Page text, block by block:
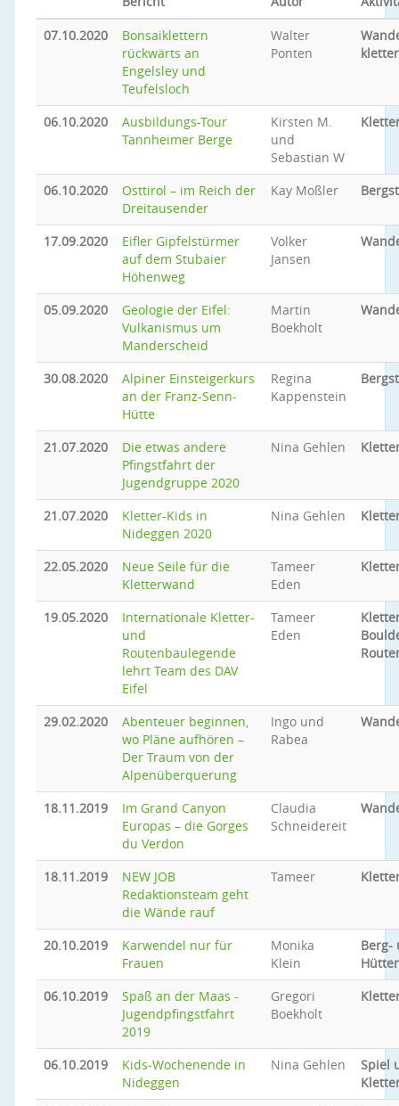
07.10.2020
Bonsaiklettern
rückwärts an
Engelsley und
Teufelsloch
Walter
Ponten
06.10.2020
Ausbildungs-Tour
Tannheimer Berge
Kirsten M.
und
Sebastian W
06.10.2020
Osttirol – im Reich der
Dreitausender
Kay Moßler
17.09.2020
Eifler Gipfelstürmer
auf dem Stubaier
Höhenweg
Volker
Jansen
05.09.2020
Geologie der Eifel:
Vulkanismus um
Manderscheid
Martin
Boekholt
30.08.2020
Alpiner Einsteigerkurs
an der Franz-Senn-
Hütte
Regina
Kappenstein
21.07.2020
Die etwas andere
Pfingstfahrt der
Jugendgruppe 2020
Nina Gehlen
21.07.2020
Kletter-Kids in
Nideggen 2020
Nina Gehlen
22.05.2020
Neue Seile für die
Kletterwand
Tameer
Eden
19.05.2020
Internationale Kletter-
und
Routenbaulegende
lehrt Team des DAV
Eifel
Tameer
Eden
29.02.2020
Abenteuer beginnen,
wo Pläne aufhören –
Der Traum von der
Alpenüberquerung
Ingo und
Rabea
18.11.2019
Im Grand Canyon
Europas – die Gorges
du Verdon
Claudia
Schneidereit
18.11.2019
NEW JOB
Redaktionsteam geht
die Wände rauf
Tameer
20.10.2019
Karwendel nur für
Frauen
Monika
Klein
Berg-
06.10.2019
Spaß an der Maas -
Jugendpfingstfahrt
2019
Gregori
Boekholt
06.10.2019
Kids-Wochenende in
Nideggen
Nina Gehlen
Spiel